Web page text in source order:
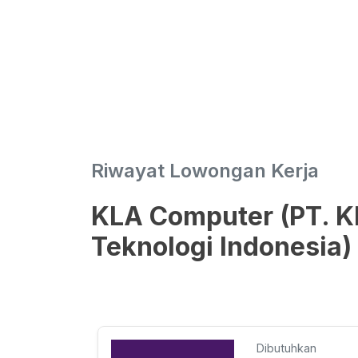
Riwayat Lowongan Kerja
KLA Computer (PT.
Teknologi Indonesia)
Dibutuhkan